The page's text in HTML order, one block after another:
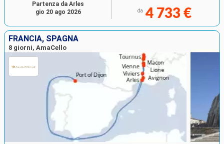
da 4 733 €
Partenza da Arles
gio 20 ago 2026
FRANCIA, SPAGNA
8 giorni, AmaCello